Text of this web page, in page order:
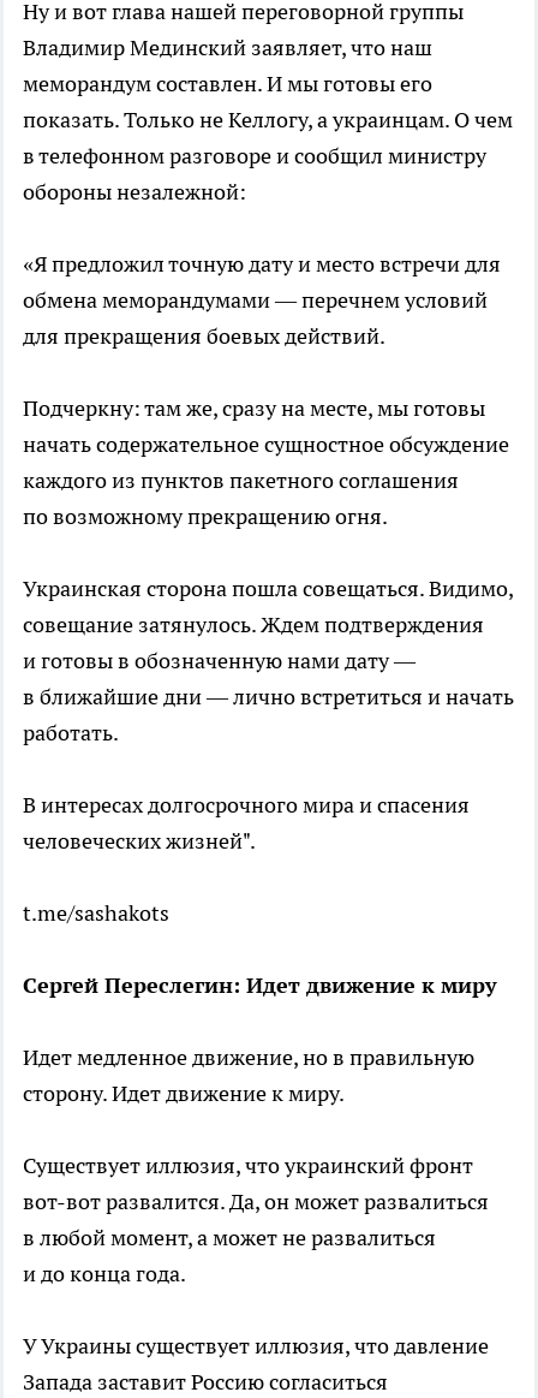
Ну и вот глава нашей переговорной группы
Владимир Мединский заявляет, что наш
меморандум составлен. И мы готовы его
показать. Только не Келлогу, а украинцам. О чем
в телефонном разговоре и сообщил министру
обороны незалежной:
«Я предложил точную дату и место встречи для
обмена меморандумами — перечнем условий
для прекращения боевых действий.
Подчеркну: там же, сразу на месте, мы готовы
начать содержательное сущностное обсуждение
каждого из пунктов пакетного соглашения
по возможному прекращению огня.
Украинская сторона пошла совещаться. Видимо,
совещание затянулось. Ждем подтверждения
и готовы в обозначенную нами дату —
в ближайшие дни — лично встретиться и начать
работать.
В интересах долгосрочного мира и спасения
человеческих жизней".
t.me/sashakots
Сергей Переслегин: Идет движение к миру
Идет медленное движение, но в правильную
сторону. Идет движение к миру.
Существует иллюзия, что украинский фронт
вот-вот развалится. Да, он может развалиться
в любой момент, а может не развалиться
и до конца года.
У Украины существует иллюзия, что давление
Запада заставит Россию согласиться